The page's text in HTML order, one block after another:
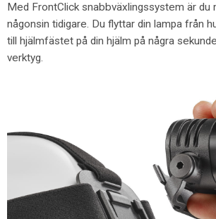
Med FrontClick snabbväxlingssystem är du
någonsin tidigare. Du flyttar din lampa från
till hjälmfästet på din hjälm på några
verktyg.